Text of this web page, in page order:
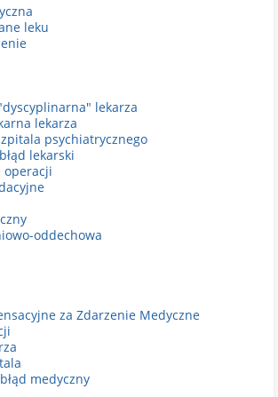
leku
lekarza
lekarza
psychiatrycznego
lekarski
operacji
oddechowa
za Zdarzenie Medyczne
medyczny